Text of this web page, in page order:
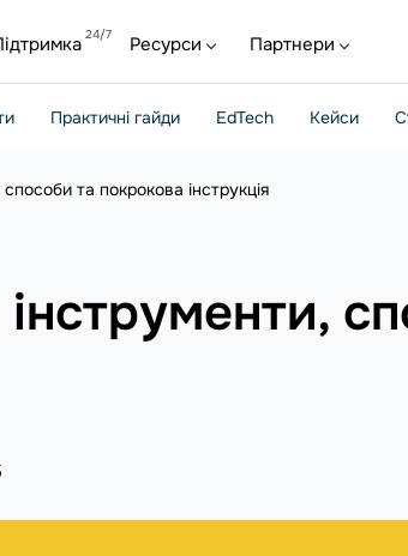
Ресурси Партнери
Практичні гайди EdTech Кейси
та покрокова інструкція